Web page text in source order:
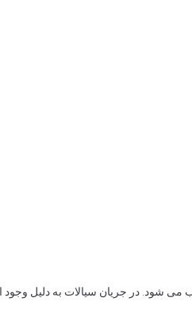
شود. در جریان سیالات به دلیل